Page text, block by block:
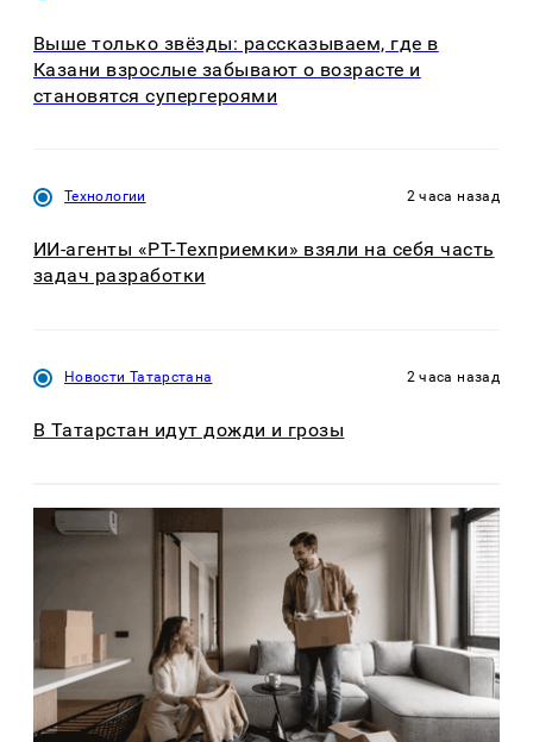
Выше только звёзды: рассказываем, где в
Казани взрослые забывают о возрасте и
становятся супергероями
Технологии 2 часа назад
ИИ-агенты «РТ-Техприемки» взяли на себя часть
задач разработки
Новости Татарстана 2 часа назад
В Татарстан идут дожди и грозы